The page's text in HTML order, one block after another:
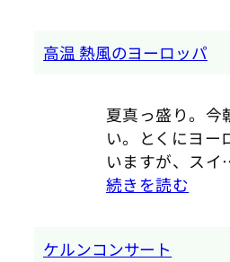
高温 熱風のヨーロッパ
夏真っ盛り。今
い。とくにヨ
いますが、ス
続きを読む
ケルンコンサート